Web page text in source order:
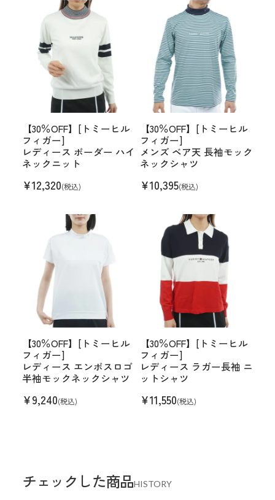
【30％OFF】[トミーヒル
フィガー]
レディース ボーダー ハイ
ネックニット
¥12,320(税込)
【30％OFF】[トミーヒル
フィガー]
メンズ ベア天 長袖モック
ネックシャツ
¥10,395(税込)
【30％OFF】[トミーヒル
フィガー]
レディース エンボスロゴ
半袖モックネックシャツ
¥9,240(税込)
【30％OFF】[トミーヒル
フィガー]
レディース ラガー長袖 ニ
ットシャツ
¥11,550(税込)
チェックした商品HISTORY